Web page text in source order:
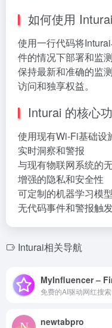
如何使用
使用一行代码将
件的情况下部署和监
保持最新和准确的监
访问和独享权益。
Inturai 的核心
使用现有Wi-Fi基础设
实时洞察和警报
与现有物联网系统的
增强的隐私和安全性
可定制的机器学习模型
无代码事件和警报触
Inturai相关导航
newtabpro